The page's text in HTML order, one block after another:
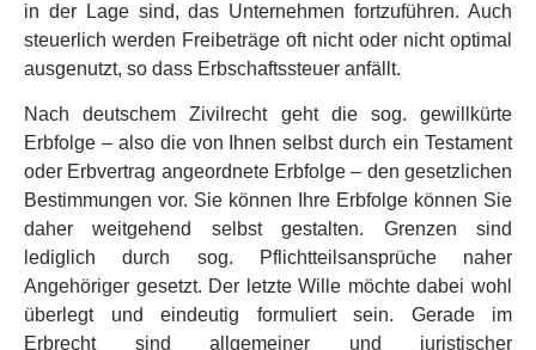
in der Lage sind, das Unternehmen fortzuführen. Auch
steuerlich werden Freibeträge oft nicht oder nicht optimal
ausgenutzt, so dass Erbschaftssteuer anfällt.
Nach deutschem Zivilrecht geht die sog. gewillkürte
Erbfolge – also die von Ihnen selbst durch ein Testament
oder Erbvertrag angeordnete Erbfolge – den gesetzlichen
Bestimmungen vor. Sie können Ihre Erbfolge können Sie
daher weitgehend selbst gestalten. Grenzen sind
lediglich durch sog. Pflichtteilsansprüche naher
Angehöriger gesetzt. Der letzte Wille möchte dabei wohl
überlegt und eindeutig formuliert sein. Gerade im
Erbrecht sind allgemeiner und juristischer